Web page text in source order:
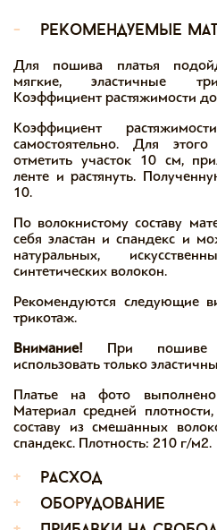
-
рекомендуемые
Для пошива платья
мягкие, эластичные
Коэффициент растяжимости
Коэффициент
самостоятельно. Для
отметить участок 10 см,
ленте и растянуть.
10.
По волокнистому составу
себя эластан и спандекс и
натуральных,
синтетических волокон.
Рекомендуются следующие
трикотаж.
Внимание! При пошиве
использовать только
Платье на фото
Материал средней
составу из смешанных
спандекс. Плотность: 210 г/м2.
+
расход
+
оборудование